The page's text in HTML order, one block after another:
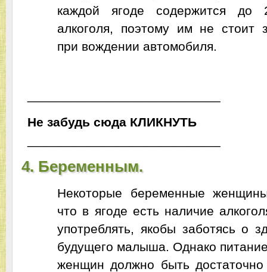
каждой ягоде содержится до
алкоголя, поэтому им не стоит
при вождении автомобиля.
Не забудь сюда ЬТУНКИЛК
4. Беременным.
Некоторые беременные
что в ягоде есть наличие
употреблять, якобы заботясь о
будущего малыша. Однако
женщин должно быть